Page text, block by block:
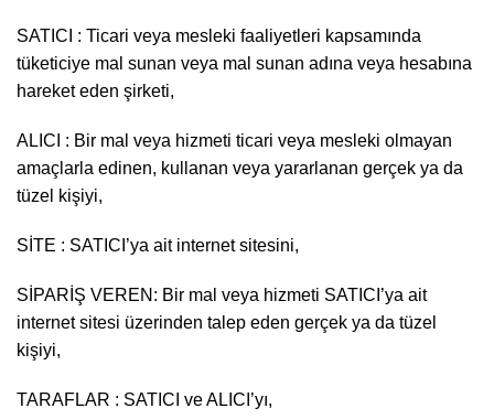
SATICI : Ticari veya mesleki faaliyetleri kapsamında
tüketiciye mal sunan veya mal sunan adına veya hesabına
hareket eden şirketi,
ALICI : Bir mal veya hizmeti ticari veya mesleki olmayan
amaçlarla edinen, kullanan veya yararlanan gerçek ya da
tüzel kişiyi,
SİTE : SATICI’ya ait internet sitesini,
SİPARİŞ VEREN: Bir mal veya hizmeti SATICI’ya ait
internet sitesi üzerinden talep eden gerçek ya da tüzel
kişiyi,
TARAFLAR : SATICI ve ALICI’yı,